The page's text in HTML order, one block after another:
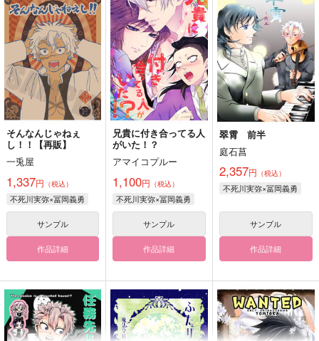
そんなんじゃねぇ
し！！【再販】
一兎屋
1,337円 （税込）
不死川実弥×冨岡義勇
サンプル
作品詳細
兄貴に付き合ってる人
がいた！？
アマイコプルー
1,100円 （税込）
不死川実弥×冨岡義勇
サンプル
作品詳細
翠霄 前半
庭石菖
2,357円 （税込）
不死川実弥×冨岡義勇
サンプル
作品詳細